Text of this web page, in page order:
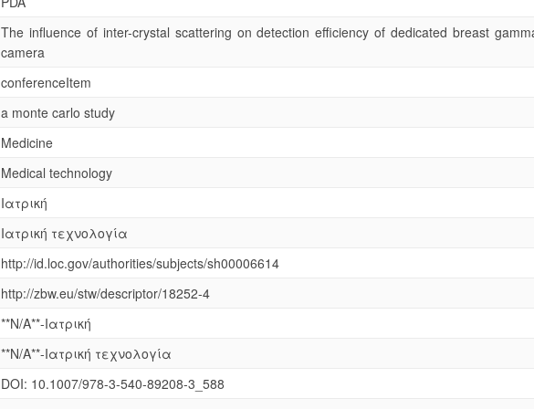
The influence of inter-crystal scattering on detection efficiency of dedicated breast
camera
conferenceItem
a monte carlo study
Medicine
Medical technology
Ιατρική
Ιατρική τεχνολογία
http://id.loc.gov/authorities/subjects/sh00006614
http://zbw.eu/stw/descriptor/18252-4
**N/A**-Ιατρική
**N/A**-Ιατρική τεχνολογία
DOI: 10.1007/978-3-540-89208-3_588